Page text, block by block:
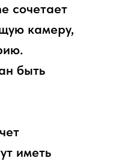
сочетает
камеру,
быть
иметь